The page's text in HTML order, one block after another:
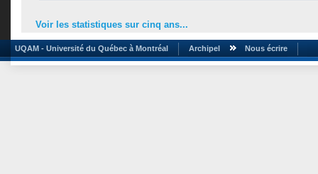
Voir les statistiques sur cinq ans...
UQAM - Université du Québec à Montréal Archipel Nous écrire